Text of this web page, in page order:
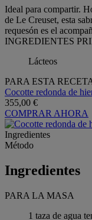
Ideal para compartir.
de Le Creuset, esta
requesón es el
INGREDIENTES
Lácteos
PARA ESTA
Cocotte redonda de
355,00 €
COMPRAR AHORA
Ingredientes
Método
Ingredientes
PARA LA MASA
1 taza de agua